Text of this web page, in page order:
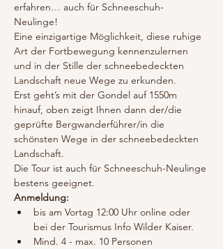
erfahren… auch für Schneeschuh-
Neulinge!
Eine einzigartige Möglichkeit, diese ruhige
Art der Fortbewegung kennenzulernen
und in der Stille der schneebedeckten
Landschaft neue Wege zu erkunden.
Erst geht’s mit der Gondel auf 1550m
hinauf, oben zeigt Ihnen dann der/die
geprüfte Bergwanderführer/in die
schönsten Wege in der schneebedeckten
Landschaft.
Die Tour ist auch für Schneeschuh-Neulinge
bestens geeignet.
Anmeldung:
bis am Vortag 12:00 Uhr online oder
bei der Tourismus Info Wilder Kaiser.
Mind. 4 - max. 10 Personen